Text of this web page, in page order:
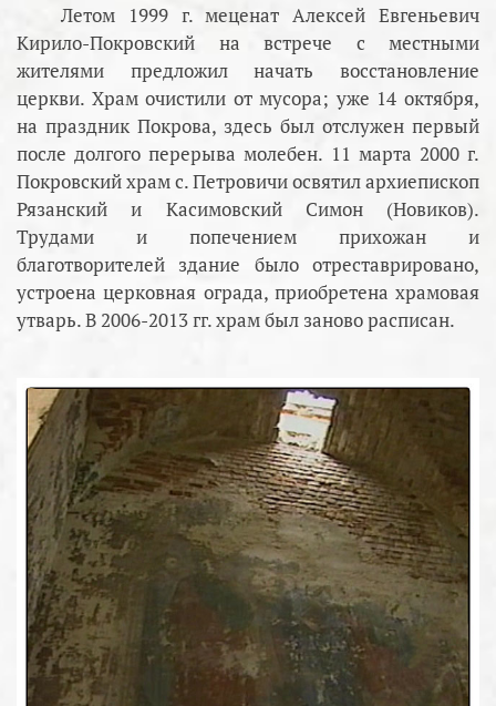
Летом 1999 г. меценат Алексей Евгеньевич
Кирило-Покровский на встрече с местными
жителями предложил начать восстановление
церкви. Храм очистили от мусора; уже 14 октября,
на праздник Покрова, здесь был отслужен первый
после долгого перерыва молебен. 11 марта 2000 г.
Покровский храм с. Петровичи освятил архиепископ
Рязанский и Касимовский Симон (Новиков).
Трудами и попечением прихожан и
благотворителей здание было отреставрировано,
устроена церковная ограда, приобретена храмовая
утварь. В 2006-2013 гг. храм был заново расписан.